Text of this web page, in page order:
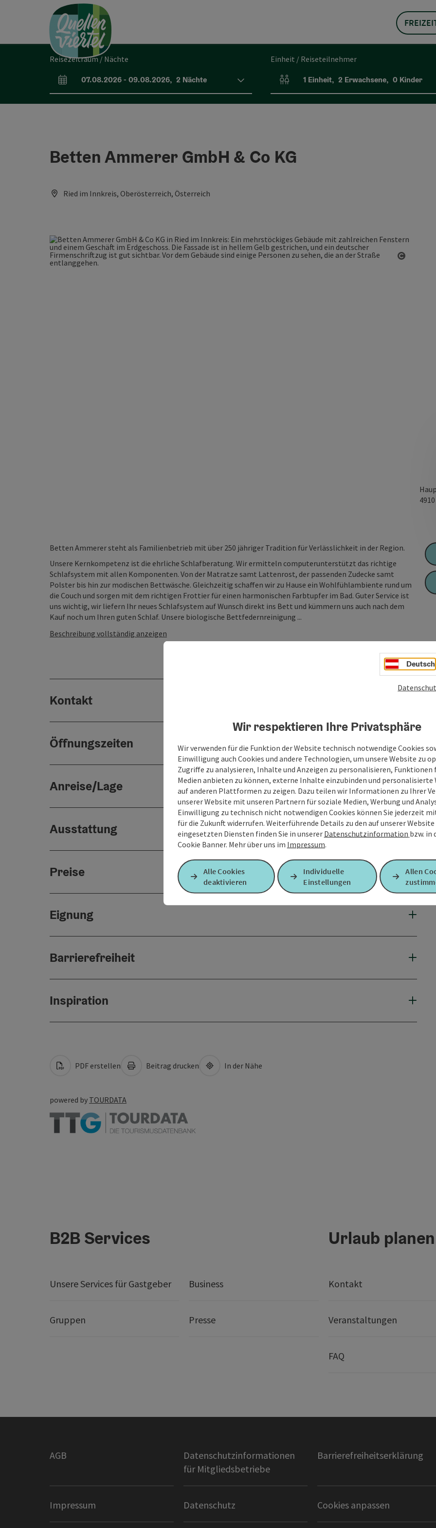
Zum InhaltAccesskey
[0]
Zur NavigationAccesskey
Zum Seitenanfang Accesskey
Reisezeitraum / Nächte
An- und Abreisefelder
07.08.2026- 09.08.2026, 2 Nächte
Einheit / Reiseteilnehmer
Einheitenanzahl und Personenfelder
1 Einheit, 2 Erwachsene, 0 Kinder
Betten Ammerer GmbH & Co KG
Ried im Innkreis, Oberösterreich, Österreich
4910
Betten Ammerer steht als Familienbetrieb mit über 250 jähriger Tradition für Verlässlichkeit in der Region.
Unsere Kernkompetenz ist die ehrliche Schlafberatung. Wir ermitteln computerunterstützt das richtige
Schlafsystem mit allen Komponenten. Von der Matratze samt Lattenrost, der passenden Zudecke samt
Polster bis hin zur modischen Bettwäsche. Gleichzeitig schaffen wir zu Hause ein Wohlfühlambiente rund um
die Couch und sorgen mit dem richtigen Frottier für einen harmonischen Farbtupfer im Bad. Guter Service ist
uns wichtig, wir liefern Ihr neues Schlafsystem auf Wunsch direkt ins Bett und kümmern uns auch nach dem
Kauf noch um Ihren guten Schlaf. Unsere biologische Bettfedernreinigung ...
Beschreibung vollständig anzeigen
Kontakt
Öffnungszeiten
Anreise/Lage
Ausstattung
Preise
Eignung
Barrierefreiheit
Inspiration
PDF erstellen Beitrag drucken In der Nähe
powered by TOURDATA
B2B Services
Unsere Services für Gastgeber Business
Gruppen Presse
Urlaub
Kontakt
Veranstaltungen
FAQ
AGB
Datenschutzinformationen
für Mitgliedsbetriebe
Barrierefreiheitserklärung
Impressum Datenschutz Cookies anpassen
Deutsch
Wir respektieren Ihre Privatsphäre
Wir verwenden für die Funktion der Website technisch notwendige Cookies
Einwilligung auch Cookies und andere Technologien, um unsere Website zu
Zugriffe zu analysieren, Inhalte und Anzeigen zu personalisieren, Funktionen
Medien anbieten zu können, externe Inhalte einzubinden und personalisierte
auf anderen Plattformen zu zeigen. Dazu teilen wir Informationen zu Ihrer
unserer Website mit unseren Partnern für soziale Medien, Werbung und
Einwilligung zu technisch nicht notwendigen Cookies können Sie jederzeit
für die Zukunft widerrufen. Weiterführende Details zu den auf unserer Website
eingesetzten Diensten finden Sie in unserer Datenschutzinformation bzw. in
Cookie Banner. Mehr über uns im Impressum.
Alle Cookies
deaktivieren
Individuelle
Einstellungen
Allen